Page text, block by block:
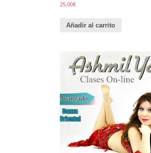
25,00€
Añadir al carrito